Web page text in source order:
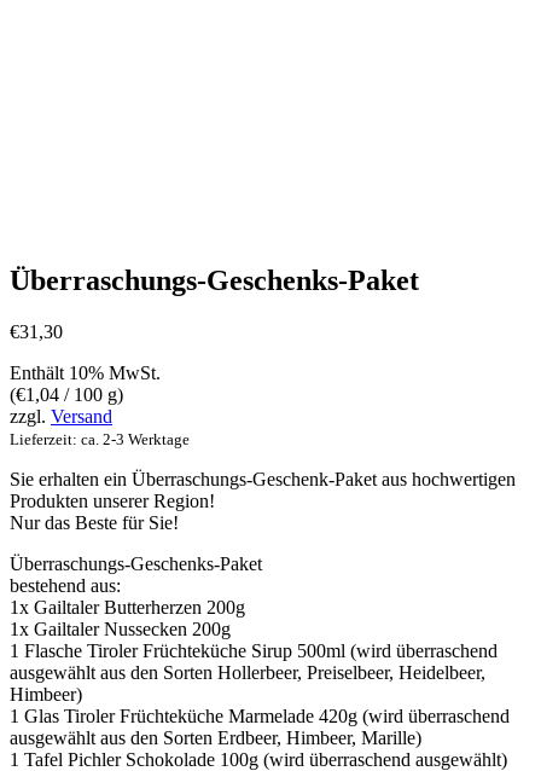
Überraschungs-Geschenks-Paket
€31,30
Enthält 10% MwSt.
(€1,04 / 100 g)
zzgl. Versand
Lieferzeit: ca. 2-3 Werktage
Sie erhalten ein Überraschungs-Geschenk-Paket aus hochwertigen
Produkten unserer Region!
Nur das Beste für Sie!
Überraschungs-Geschenks-Paket
bestehend aus:
1x Gailtaler Butterherzen 200g
1x Gailtaler Nussecken 200g
1 Flasche Tiroler Früchteküche Sirup 500ml (wird überraschend
ausgewählt aus den Sorten Hollerbeer, Preiselbeer, Heidelbeer,
Himbeer)
1 Glas Tiroler Früchteküche Marmelade 420g (wird überraschend
ausgewählt aus den Sorten Erdbeer, Himbeer, Marille)
1 Tafel Pichler Schokolade 100g (wird überraschend ausgewählt)